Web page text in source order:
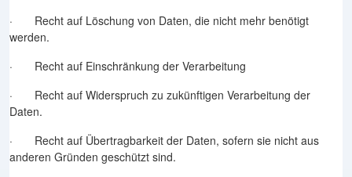
· Recht auf Löschung von Daten, die nicht mehr benötigt
werden.
· Recht auf Einschränkung der Verarbeitung
· Recht auf Widerspruch zu zukünftigen Verarbeitung der
Daten.
· Recht auf Übertragbarkeit der Daten, sofern sie nicht aus
anderen Gründen geschützt sind.